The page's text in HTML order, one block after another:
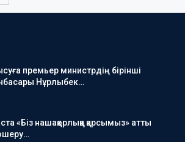
премьер министрдің бірінші
Нұрлыбек…
«Біз нашақорлыққа қарсымыз» атты